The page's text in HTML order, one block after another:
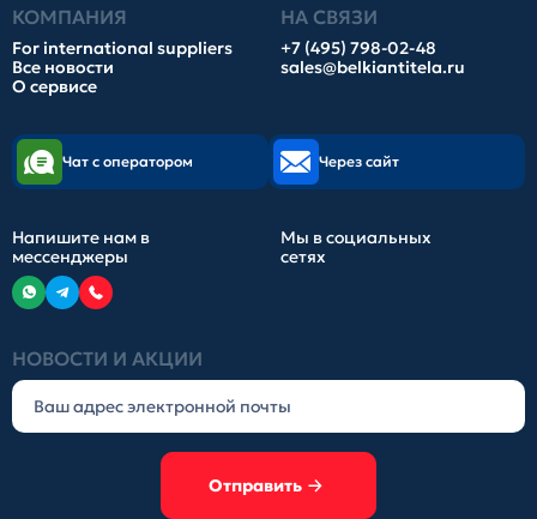
КОМПАНИЯ
For international suppliers
Все новости
О сервисе
НА СВЯЗИ
+7 (495) 798-02-48
sales@belkiantitela.ru
НОВОСТИ И АКЦИИ
Отправить
Чат с оператором Через сайт
Напишите нам в
мессенджеры
Мы в социальных
сетях